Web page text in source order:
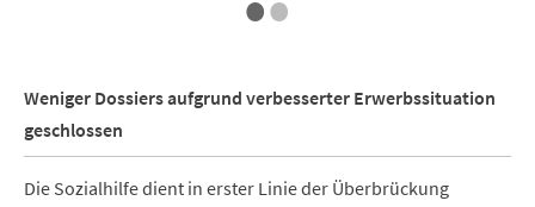
Weniger Dossiers aufgrund verbesserter Erwerbssituation
geschlossen
Die Sozialhilfe dient in erster Linie der Überbrückung